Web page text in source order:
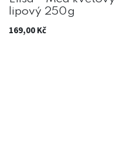
lipový 250g
169,00 Kč